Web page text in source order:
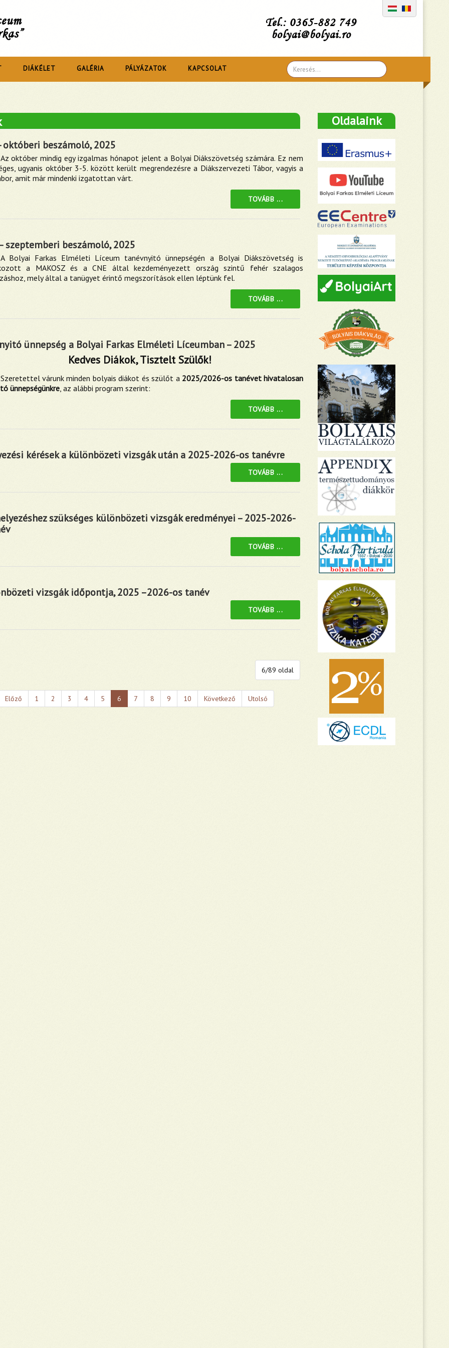
Tel.: 0365-882 749
bolyai@bolyai.ro
Search
...
DIÁKÉLET GALÉRIA PÁLYÁZATOK KAPCSOLAT
októberi beszámoló, 2025
Az október mindig egy izgalmas hónapot jelent a Bolyai Diákszövetség számára. Ez nem
ugyanis október 3-5. között került megrendezésre a Diákszervezeti Tábor, vagyis a
amit már mindenki izgatottan várt.
TOVÁBB ...
szeptemberi beszámoló, 2025
A Bolyai Farkas Elméleti Líceum tanévnyitó ünnepségén a Bolyai Diákszövetség is
a MAKOSZ és a CNE által kezdeményezett ország szintű fehér szalagos
mely által a tanügyet érintő megszorítások ellen léptünk fel.
TOVÁBB ...
ünnepség a Bolyai Farkas Elméleti Líceumban – 2025
Kedves Diákok, Tisztelt Szülők!
Szeretettel várunk minden bolyais diákot és szülőt a 2025/2026-os tanévet hivatalosan
ünnepségünkre, az alábbi program szerint:
TOVÁBB ...
kérések a különbözeti vizsgák után a 2025-2026-os tanévre
TOVÁBB ...
szükséges különbözeti vizsgák eredményei – 2025-2026-
TOVÁBB ...
vizsgák időpontja, 2025 –2026-os tanév
TOVÁBB ...
6/89 oldal
Előző 1 2 3 4 5 6 7 8 9 10 Következő Utolsó
Oldalaink